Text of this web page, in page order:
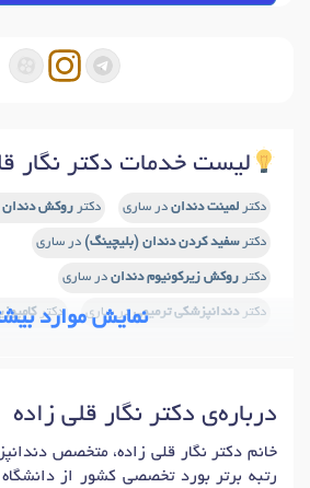
لیست خدمات دکتر نگار
دکتر لمینت دندان در ساری دکتر روکش دندان
دکترسفید کردن دندان (بلیچینگ) در ساری
دکتر روکش زیرکونیوم دندان در ساری
دکتردندانپزشکی ترمیمی در ساری دکتر
نمایش موارد
درباره‌ی دکتر نگار قلی زاده
خانم دکتر نگار قلی زاده، متخصص
رتبه برتر بورد تخصصی کشور از دانشگاه